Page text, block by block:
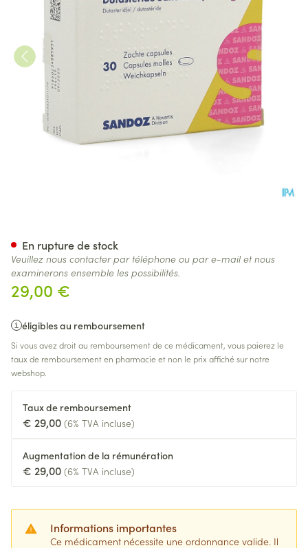
29,00 €
éligibles au remboursement
Si vous avez droit au remboursement de ce médicament, vous paierez le
taux de remboursement en pharmacie et non le prix affiché sur notre
webshop.
Taux de remboursement
€ 29,00 (6% TVA incluse)
Augmentation de la rémunération
€ 29,00 (6% TVA incluse)
Informations importantes
Ce médicament nécessite une ordonnance valide. Il
En rupture de stock
Veuillez nous contacter par téléphone ou par e-mail et nous
examinerons ensemble les possibilités.